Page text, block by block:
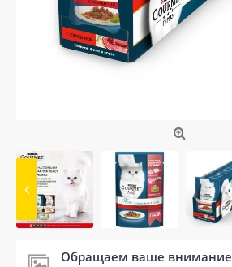
Обращаем ваше внимание